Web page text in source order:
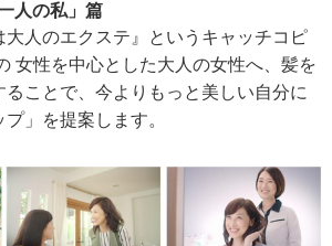
人の私」篇
大人のエクステ』というキャッチコピ
女性を中心とした大人の女性へ、髪を
ことで、今よりもっと美しい自分に
」を提案します。